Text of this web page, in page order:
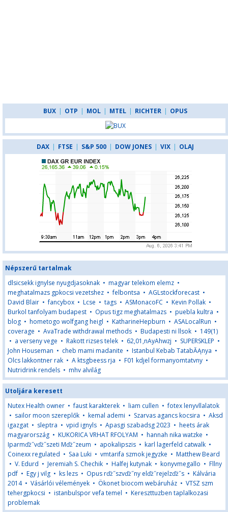
BUX | OTP | MOL | MTEL | RICHTER | OPUS
DAX | FTSE | S&P 500 | DOW JONES | VIX | OLAJ
Népszerű tartalmak
dlsicsekk ignylse nyugdjasoknak • magyar telekom elemz •
meghatalmazs gpkocsi vezetshez •felbontsa • AGLstockforecast •
David Blair •fancybox • Lcse • tags • ASMonacoFC • Kevin Pollak •
Burkol tanfolyam budapest • Opus tigz meghatalmazs • puebla kultra •
blog • hometogo wolfgang heigl • KatharineHepburn • ASALocalRun •
coverage • AvaTrade withdrawal methods • Budapesti ni llsok • 149(1)
• a verseny vege • Rakott rizses telek • 62,01,nAyAhwzj • SUPERSKLEP •
John Houseman • cheb mami madanite • Istanbul Kebab TatabĂĄnya •
Olcs lakkontner rak • A ktsgbeess rja • F01 kdjel formanyomtatvny •
Nutridrink rendels • mhv alvilág
Utoljára keresett
Nutex Health owner •faust karakterek • liam cullen •fotex lenyvllalatok
• sailor moon szereplők • kemal ademi • Szarvas agancs kocsira • Aksd
igazgat • sleptra • vpid ignyls • Apasgi szabadsg 2023 • heets árak
magyarország • KUKORICA VRHAT RFOLYAM • hannah nika watzke •
Iparmďż˝vďż˝szeti Mďż˝zeum • apokalipszis • karl lagerfeld catwalk •
Coinexx regulated • Saa Luki • vmtarifa szmok jegyzke • Matthew Beard
• V. Edurd • Jeremiah S. Chechik • Halfej kutynak • konyvmegallo • Fllny
pdf • Egy j vilg • ks lezs • Opus rďż˝szvďż˝ny elďż˝rejelzďż˝s • Kálvária
2014• Vásárlói vélemények • Ökonet biocom webáruház • VTSZ szm
tehergpkocsi • istanbulspor vefa temel • Kereszttuzben taplalkozasi
problemak